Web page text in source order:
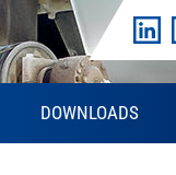
DOWNLOADS